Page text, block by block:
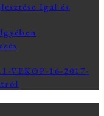
Igal és
VEKOP-16-2017-